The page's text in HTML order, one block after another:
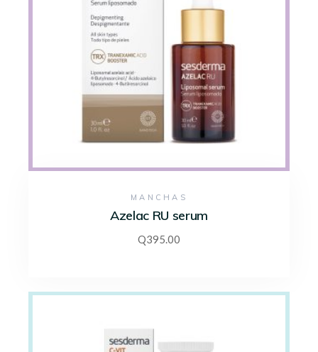
MANCHAS
Azelac RU serum
Q395.00